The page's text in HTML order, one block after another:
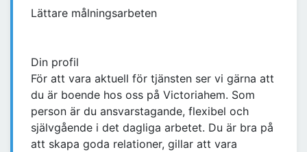
Lättare målningsarbeten
Din profil
För att vara aktuell för tjänsten ser vi gärna att
du är boende hos oss på Victoriahem. Som
person är du ansvarstagande, flexibel och
självgående i det dagliga arbetet. Du är bra på
att skapa goda relationer, gillar att vara